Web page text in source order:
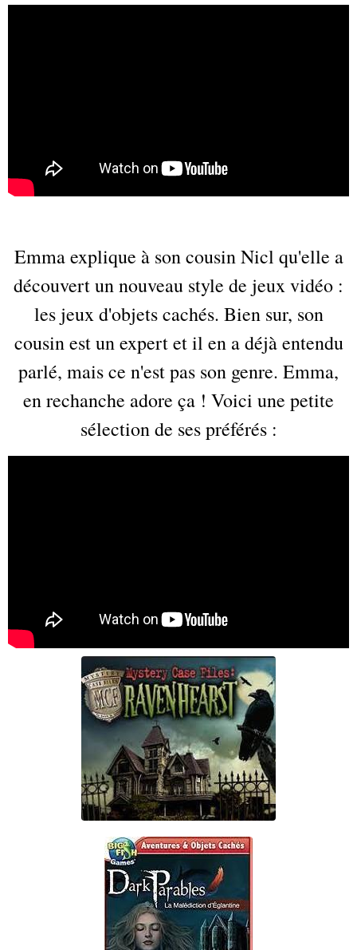
Emma explique à son cousin Nicl qu'elle a
découvert un nouveau style de jeux vidéo :
les jeux d'objets cachés. Bien sur, son
cousin est un expert et il en a déjà entendu
parlé, mais ce n'est pas son genre. Emma,
en rechanche adore ça ! Voici une petite
sélection de ses préférés :